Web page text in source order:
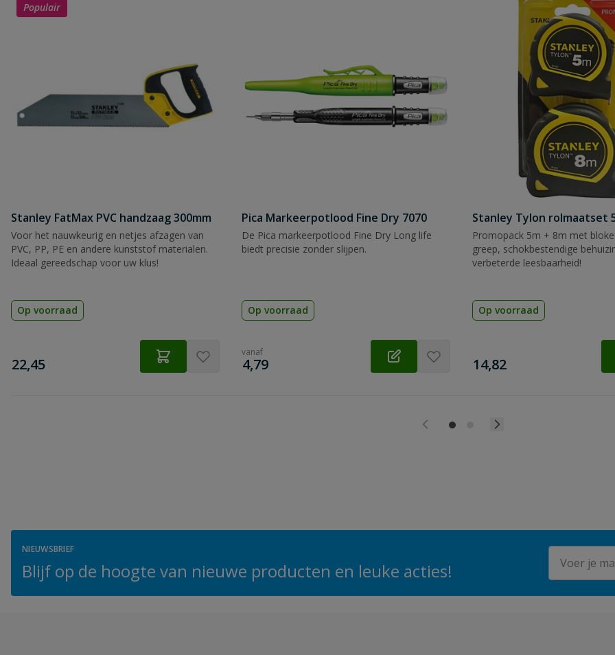
Populair
Stanley FatMax PVC handzaag 300mm
Voor het nauwkeurig en netjes afzagen van
PVC, PP, PE en andere kunststof materialen.
Ideaal gereedschap voor uw klus!
Op voorraad
€
22,45
Pica Markeerpotlood Fine Dry 7070
De Pica markeerpotlood Fine Dry Long life
biedt precisie zonder slijpen.
Op voorraad
vanaf
€
4,79
Stanley Tylon rolmaatset
Promopack 5m + 8m met
greep, schokbestendige
verbeterde leesbaarheid!
Op voorraad
€
14,82
NIEUWSBRIEF
Blijf op de hoogte van nieuwe producten en leuke acties!